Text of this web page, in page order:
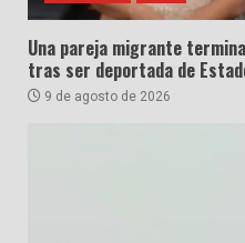
Una pareja migrante
tras ser deportada de
9 de agosto de 2026